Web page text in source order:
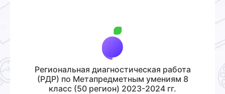
Региональная диагностическая работа
(РДР) по Метапредметным умениям 8
класс (50 регион) 2023-2024 гг.